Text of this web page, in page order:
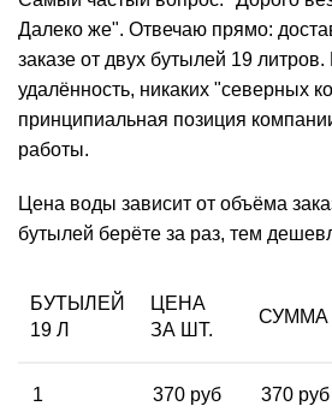
Далеко же". Отвечаю прямо:
заказе от двух бутылей 19
удалённость, никаких "северных
принципиальная позиция
работы.
Цена воды зависит от объёма
бутылей берёте за раз, тем
БУТЫЛЕЙ
19 Л
ЦЕНА
ЗА ШТ.
СУММА
1 370 руб 370 руб